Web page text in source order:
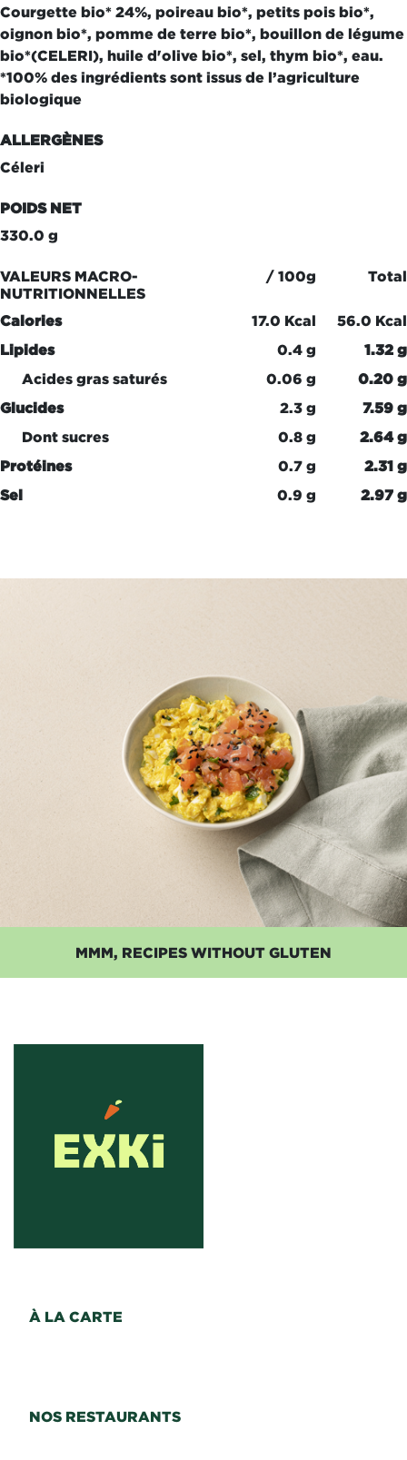
Courgette bio* 24%, poireau bio*, petits pois bio*,
oignon bio*, pomme de terre bio*, bouillon de légume
bio*(CELERI), huile d'olive bio*, sel, thym bio*, eau.
*100% des ingrédients sont issus de l’agriculture
biologique
ALLERGÈNES
Céleri
POIDS NET
330.0 g
VALEURS MACRO-
NUTRITIONNELLES
/ 100g Total
Calories 17.0 Kcal
56.0 Kcal
Lipides
0.4 g
1.32 g
Acides gras saturés
0.06 g
0.20 g
Glucides
2.3 g
7.59 g
Dont sucres
0.8 g
2.64 g
Protéines
0.7 g
2.31 g
Sel
0.9 g 2.97 g
MMM, RECIPES WITHOUT GLUTEN
À LA CARTE
NOS RESTAURANTS